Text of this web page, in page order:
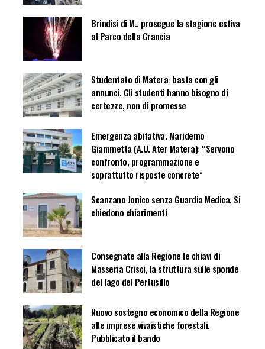
Brindisi di M., prosegue la stagione estiva
al Parco della Grancia
Studentato di Matera: basta con gli
annunci. Gli studenti hanno bisogno di
certezze, non di promesse
Emergenza abitativa. Maridemo
Giammetta (A.U. Ater Matera): “Servono
confronto, programmazione e
soprattutto risposte concrete”
Scanzano Jonico senza Guardia Medica. Si
chiedono chiarimenti
Consegnate alla Regione le chiavi di
Masseria Crisci, la struttura sulle sponde
del lago del Pertusillo
Nuovo sostegno economico della Regione
alle imprese vivaistiche forestali.
Pubblicato il bando